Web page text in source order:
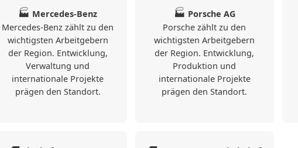
3750 €
Familienzimmer
in Stuttgart mit
separatem
Kinderzimmer,
Balkon oder
Terrasse, 63 qm
Wohnfläche,
Kingsize-Bett und
Lage in
machen
für mehrwöchige
im beruflichen
🏭 Mercedes-Benz
Mercedes-Benz zählt zu den
wichtigsten Arbeitgebern
der Region. Entwicklung,
Verwaltung und
internationale Projekte
prägen den Standort.
🏭 Porsche AG
Porsche zählt zu den
wichtigsten Arbeitgebern
der Region. Entwicklung,
Produktion und
internationale Projekte
prägen den Standort.